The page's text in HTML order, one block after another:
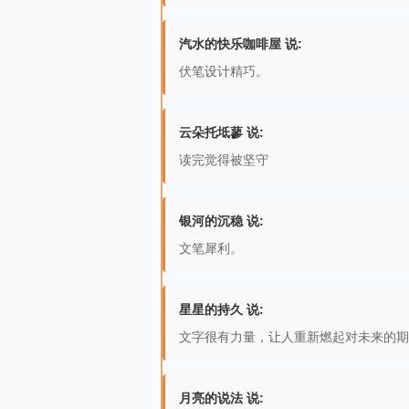
汽水的快乐咖啡屋 说:
伏笔设计精巧。
云朵托坻蓼 说:
读完觉得被坚守
银河的沉稳 说:
文笔犀利。
星星的持久 说:
文字很有力量，让人重新燃起对未来的
月亮的说法 说: